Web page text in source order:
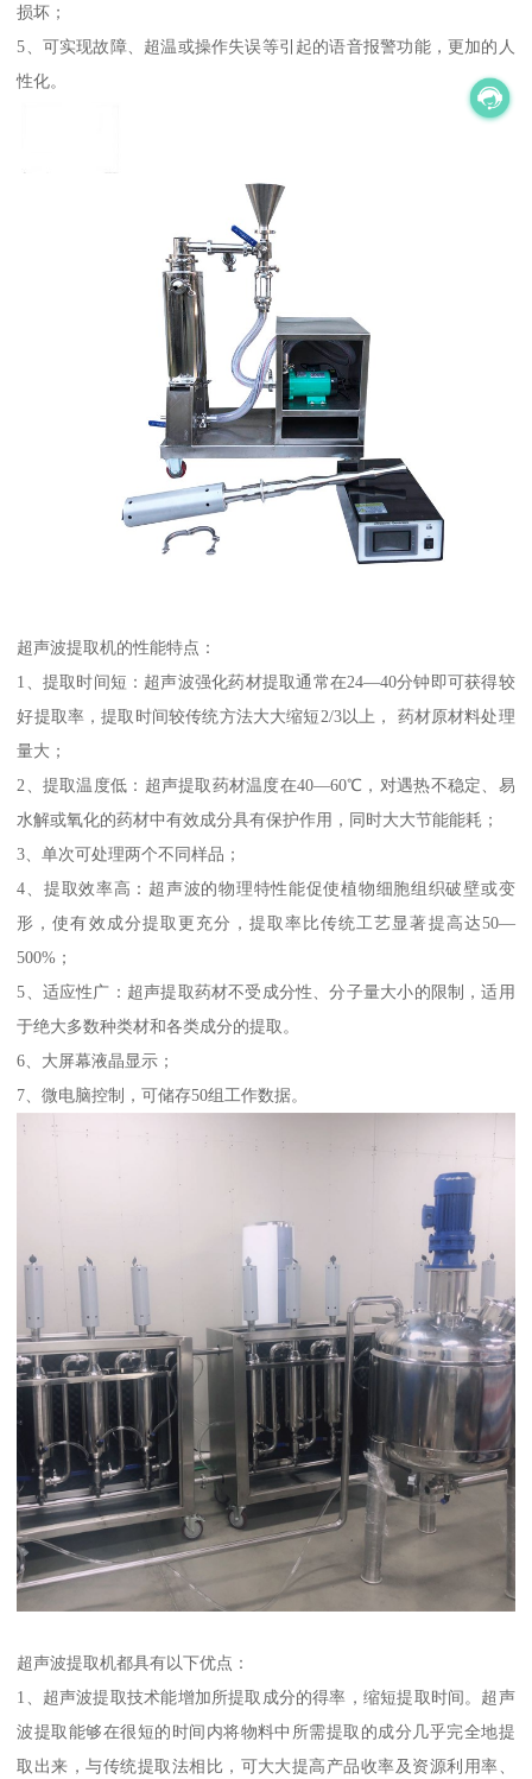
损坏；
5、可实现故障、超温或操作失误等引起的语音报警功能，更加的人
性化。
超声波提取机的性能特点：
1、提取时间短：超声波强化药材提取通常在24—40分钟即可获得较
好提取率，提取时间较传统方法大大缩短2/3以上， 药材原材料处理
量大；
2、提取温度低：超声提取药材温度在40—60℃，对遇热不稳定、易
水解或氧化的药材中有效成分具有保护作用，同时大大节能能耗；
3、单次可处理两个不同样品；
4、提取效率高：超声波的物理特性能促使植物细胞组织破壁或变
形，使有效成分提取更充分，提取率比传统工艺显著提高达50—
500%；
5、适应性广：超声提取药材不受成分性、分子量大小的限制，适用
于绝大多数种类材和各类成分的提取。
6、大屏幕液晶显示；
7、微电脑控制，可储存50组工作数据。
超声波提取机都具有以下优点：
1、超声波提取技术能增加所提取成分的得率，缩短提取时间。超声
波提取能够在很短的时间内将物料中所需提取的成分几乎完全地提
取出来，与传统提取法相比，可大大提高产品收率及资源利用率、